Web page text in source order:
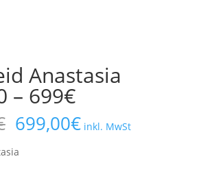
Anastasia
– 699€
Ursprünglicher
Preis
war:
699,00€Aktueller
Preis
inkl. MwSt